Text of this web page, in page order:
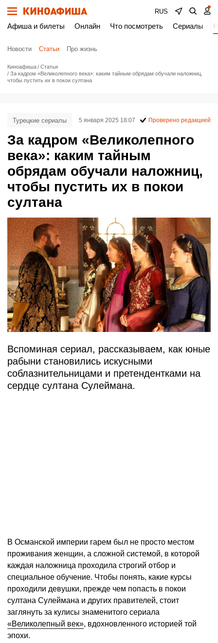
RUS
Афиша и билеты Онлайн Что посмотреть Сериалы
Новости Статьи Про жизнь
Киноафиша
Статьи
За кадром «Великолепного века»: каким тайным обрядам обучали наложниц,
чтобы пустить их в покои султана
За кадром «Великолепного
века»: каким тайным
обрядам обучали наложниц,
чтобы пустить их в покои
султана
Турецкие сериалы 5 января 2025 18:07 Проверено редакцией
Вспоминая сериал, рассказываем, как юные
рабыни становились искусными
соблазнительницами и претендентками на
сердце султана Сулеймана.
В Османской империи гарем был не просто местом
проживания женщин, а сложной системой, в которой
каждая наложница проходила строгий отбор и
специальное обучение. Чтобы понять, какие курсы
проходили девушки, прежде чем попасть в покои
султана Сулеймана и других правителей, стоит
заглянуть за кулисы знаменитого сериала
«Великолепный век», вдохновленного историей той
эпохи.